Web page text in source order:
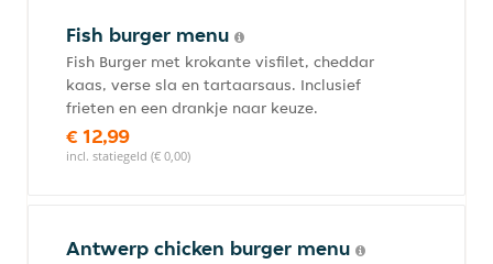
Fish burger menu
Fish Burger met krokante visfilet, cheddar
kaas, verse sla en tartaarsaus. Inclusief
frieten en een drankje naar keuze.
€ 12,99
incl. statiegeld (€ 0,00)
Antwerp chicken burger menu